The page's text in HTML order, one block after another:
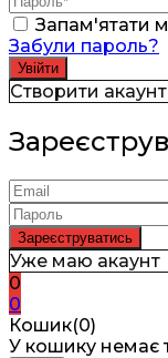
Запам'ятати
Забули пароль?
Створити акаунт
Уже маю акаунт
0
0
Кошик(0)
У кошику немає